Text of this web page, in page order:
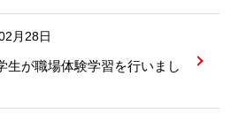
月28日
生が職場体験学習を行いまし